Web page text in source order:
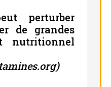
perturber
de grandes
nutritionnel